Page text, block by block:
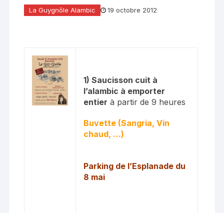
La Guygnôle Alambic 19 octobre 2012
1) Saucisson cuit à
l’alambic à emporter
entier à partir de 9 heures
Buvette (Sangria, Vin
chaud, …)
Parking de l’Esplanade du
8 mai